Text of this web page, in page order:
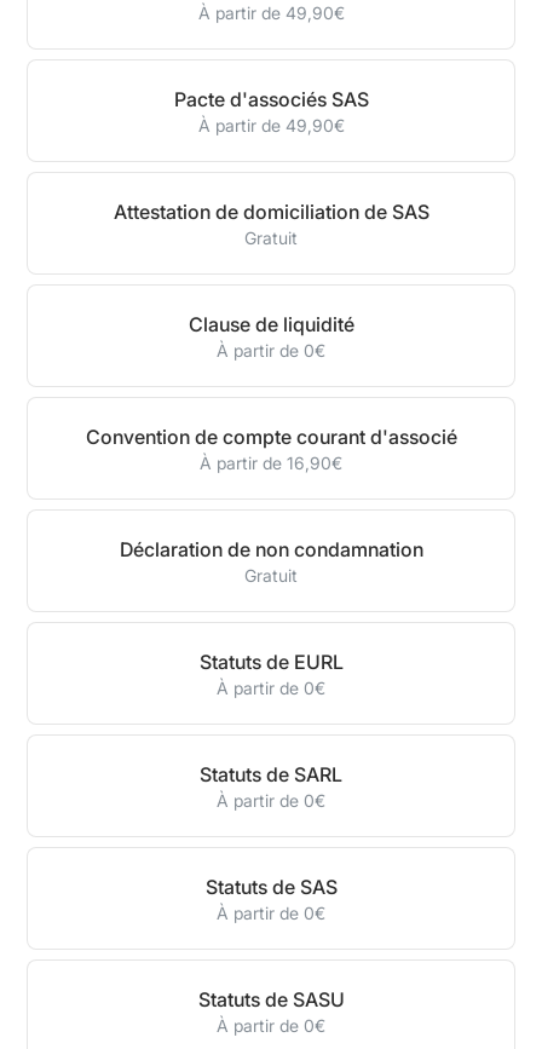
À partir de 49,90€
Pacte d'associés SAS
À partir de 49,90€
Attestation de domiciliation de SAS
Gratuit
Clause de liquidité
À partir de 0€
Convention de compte courant d'associé
À partir de 16,90€
Déclaration de non condamnation
Gratuit
Statuts de EURL
À partir de 0€
Statuts de SARL
À partir de 0€
Statuts de SAS
À partir de 0€
Statuts de SASU
À partir de 0€